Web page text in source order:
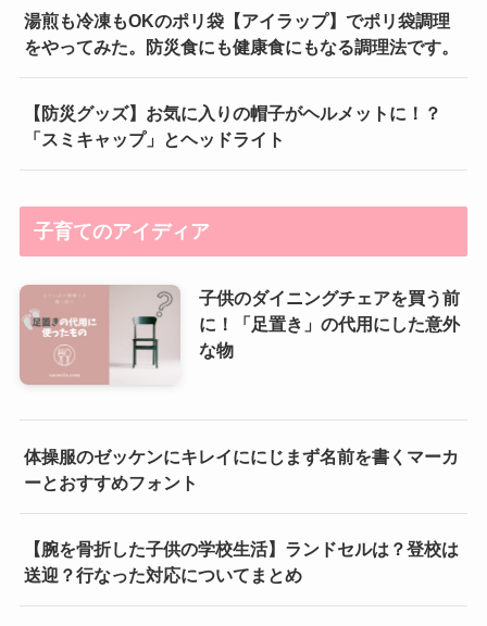
湯煎も冷凍もOKのポリ袋【アイラップ】でポリ袋調理
をやってみた。防災食にも健康食にもなる調理法です。
【防災グッズ】お気に入りの帽子がヘルメットに！？
「スミキャップ」とヘッドライト
子育てのアイディア
子供のダイニングチェアを買う前
に！「足置き」の代用にした意外
な物
体操服のゼッケンにキレイににじまず名前を書くマーカ
ーとおすすめフォント
【腕を骨折した子供の学校生活】ランドセルは？登校は
送迎？行なった対応についてまとめ